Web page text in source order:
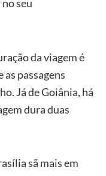
seu
da viagem é
passagens
Já de Goiânia, há
dura duas
sã mais em